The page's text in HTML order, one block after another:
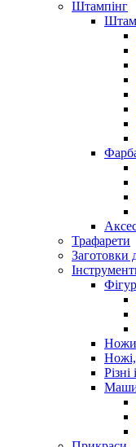
Штампінг
Трафарети
Заготовки
Ножі,